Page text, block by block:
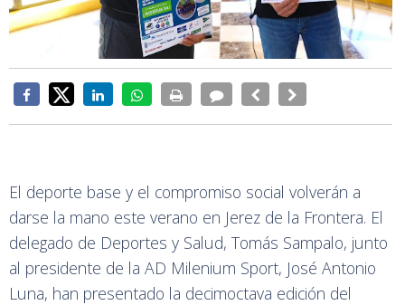
El deporte base y el compromiso social volverán a
darse la mano este verano en Jerez de la Frontera. El
delegado de Deportes y Salud, Tomás Sampalo, junto
al presidente de la AD Milenium Sport, José Antonio
Luna, han presentado la decimoctava edición del